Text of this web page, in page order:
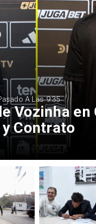
Vozinha en
Contrato
A Las 9:35